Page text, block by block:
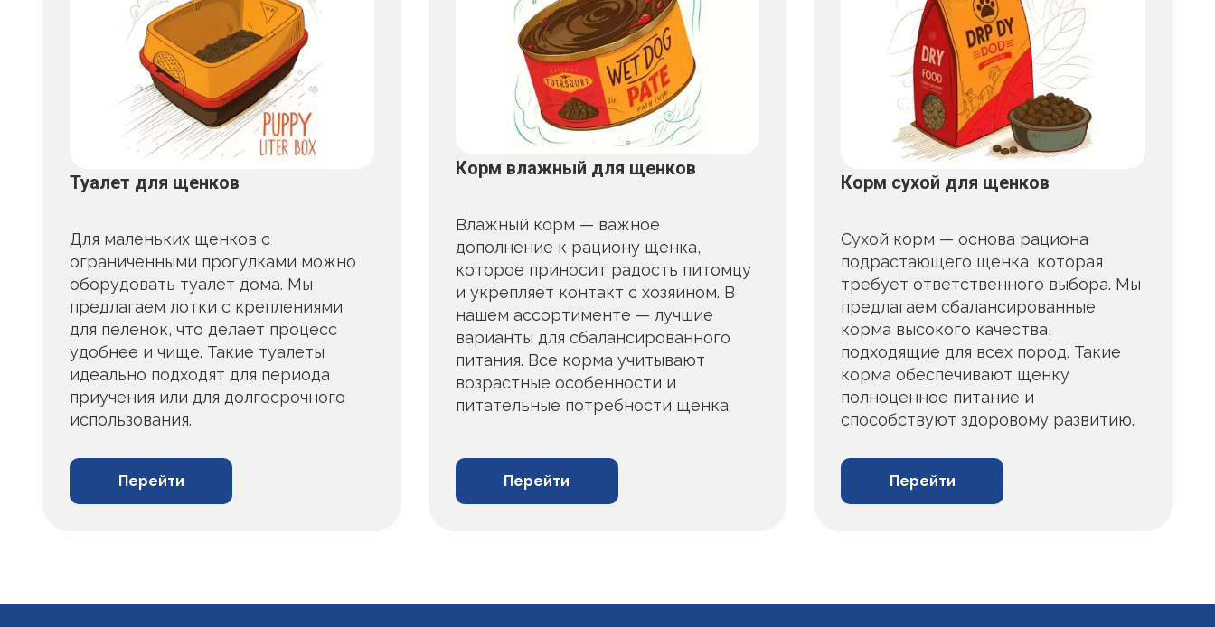
Туалет для щенков
Для маленьких щенков с
ограниченными прогулками можно
оборудовать туалет дома. Мы
предлагаем лотки с креплениями
для пеленок, что делает процесс
удобнее и чище. Такие туалеты
идеально подходят для периода
приучения или для долгосрочного
использования.
Перейти
Корм влажный для щенков
Влажный корм — важное
дополнение к рациону щенка,
которое приносит радость питомцу
и укрепляет контакт с хозяином. В
нашем ассортименте — лучшие
варианты для сбалансированного
питания. Все корма учитывают
возрастные особенности и
питательные потребности щенка.
Перейти
Корм сухой для щенков
Сухой корм — основа рациона
подрастающего щенка, которая
требует ответственного выбора. Мы
предлагаем сбалансированные
корма высокого качества,
подходящие для всех пород. Такие
корма обеспечивают щенку
полноценное питание и
способствуют здоровому развитию.
Перейти